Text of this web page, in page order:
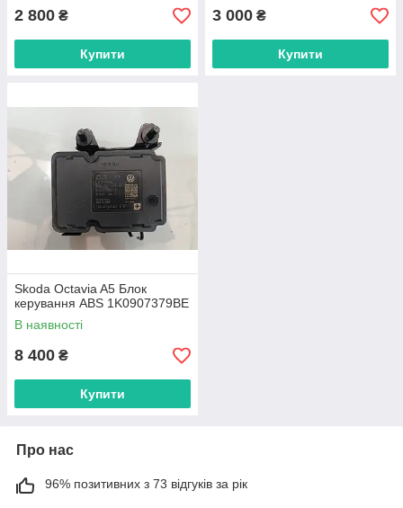
2 800 ₴
Купити
3 000 ₴
Купити
Skoda Octavia A5 Блок
керування ABS 1K0907379BE
В наявності
8 400 ₴
Купити
Про нас
96% позитивних з 73 відгуків за рік